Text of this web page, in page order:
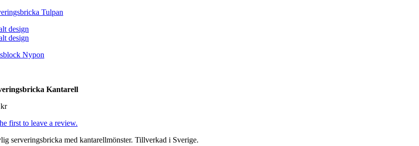
Tulpan
Nypon
Kantarell
kr
first to leave a review.
serveringsbricka med kantarellmönster. Tillverkad i Sverige.